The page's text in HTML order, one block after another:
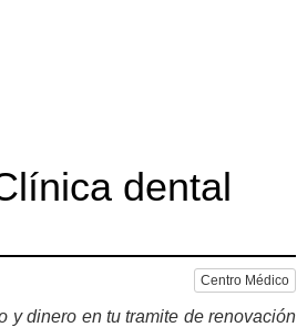
dental
Centro Médico
y dinero en tu tramite de renovación